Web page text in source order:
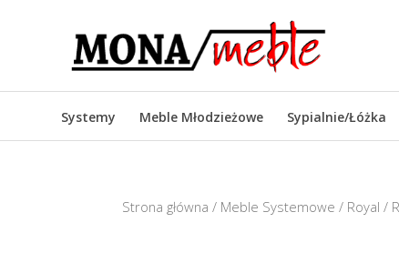
Systemy Meble Młodzieżowe Sypialnie/Łóżka
Strona główna / Meble Systemowe / Royal /